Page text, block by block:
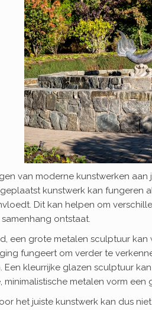
van moderne kunstwerken
kunstwerk kan fungeren
Dit kan helpen om
ontstaat.
een grote metalen sculptuur
fungeert om verder te
Een kleurrijke glazen sculptuur
minimalistische metalen vorm
het juiste kunstwerk kan dus